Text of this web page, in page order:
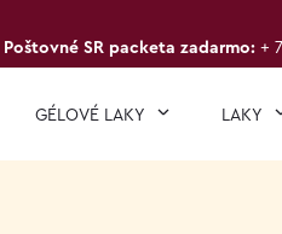
Poštovné SR packeta zadarmo: +
GÉLOVÉ LAKY LAKY